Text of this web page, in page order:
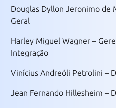
Douglas Dyllon Jeronimo de
Geral
Harley Miguel Wagner –
Integração
Vinícius Andreóli Petrolini –
Jean Fernando Hillesheim –